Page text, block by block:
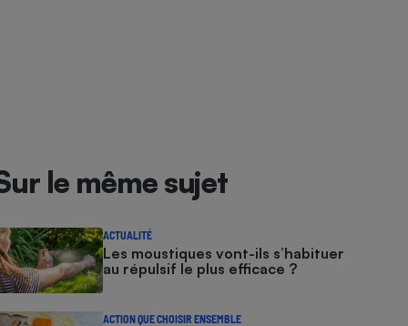
le même sujet
ACTUALITÉ
Les moustiques vont-ils s’habituer
au répulsif le plus efficace ?
ACTION QUE CHOISIR ENSEMBLE